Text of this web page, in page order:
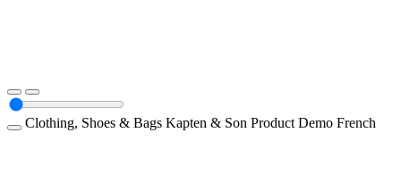
Clothing, Shoes & Bags Kapten & Son Product Demo French